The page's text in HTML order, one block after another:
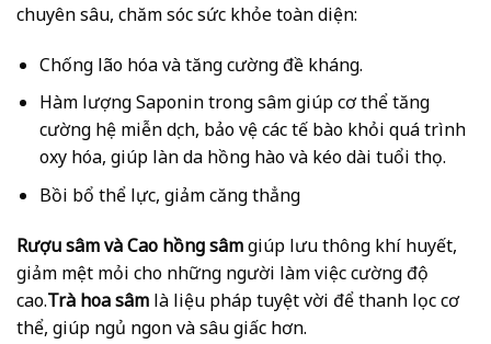
chuyên sâu, chăm sóc sức khỏe toàn diện:
Chống lão hóa và tăng cường đề kháng.
Hàm lượng Saponin trong sâm giúp cơ thể tăng
cường hệ miễn dịch, bảo vệ các tế bào khỏi quá trình
oxy hóa, giúp làn da hồng hào và kéo dài tuổi thọ.
Bồi bổ thể lực, giảm căng thẳng
Rượu sâm và Cao hồng sâmgiúp lưu thông khí huyết,
giảm mệt mỏi cho những người làm việc cường độ
cao.Trà hoa sâm là liệu pháp tuyệt vời để thanh lọc cơ
thể, giúp ngủ ngon và sâu giấc hơn.